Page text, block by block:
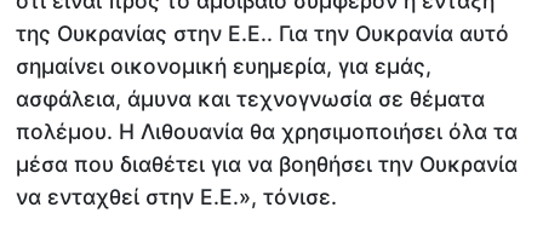
της Ουκρανίας στην Ε.Ε.. Για την Ουκρανία αυτό
σημαίνει οικονομική ευημερία, για εμάς,
ασφάλεια, άμυνα και τεχνογνωσία σε θέματα
πολέμου. Η Λιθουανία θα χρησιμοποιήσει όλα τα
μέσα που διαθέτει για να βοηθήσει την Ουκρανία
να ενταχθεί στην Ε.Ε.», τόνισε.